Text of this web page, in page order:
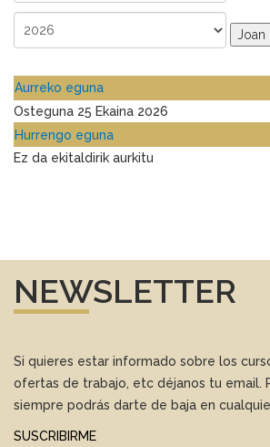
Joan
Aurreko eguna
Osteguna 25 Ekaina 2026
Hurrengo eguna
Ez da ekitaldirik aurkitu
NEWSLETTER
Si quieres estar informado sobre los
ofertas de trabajo, etc déjanos tu email.
siempre podrás darte de baja en
SUSCRIBIRME